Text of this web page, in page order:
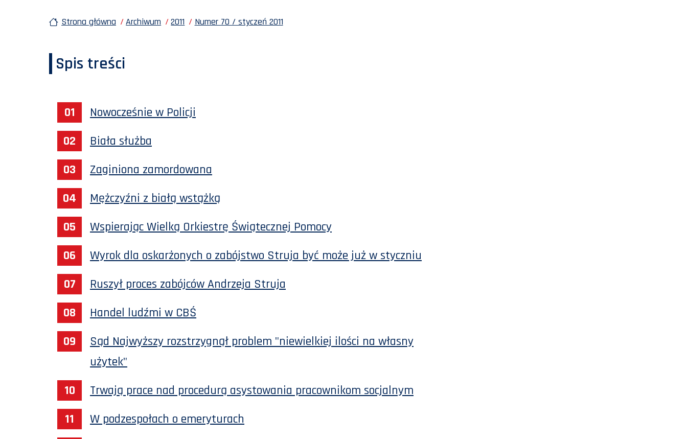
Strona główna Archiwum 2011 Numer 70 / styczeń 2011
Spis treści
Nowocześnie w Policji
Biała służba
Zaginiona zamordowana
Mężczyźni z białą wstążką
Wspierając Wielką Orkiestrę Świątecznej Pomocy
Wyrok dla oskarżonych o zabójstwo Struja być może już w styczniu
Ruszył proces zabójców Andrzeja Struja
Handel ludźmi w CBŚ
Sąd Najwyższy rozstrzygnął problem "niewielkiej ilości na własny
użytek"
Trwają prace nad procedurą asystowania pracownikom socjalnym
W podzespołach o emeryturach